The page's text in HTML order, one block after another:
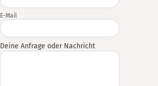
E-Mail
Deine Anfrage oder Nachricht